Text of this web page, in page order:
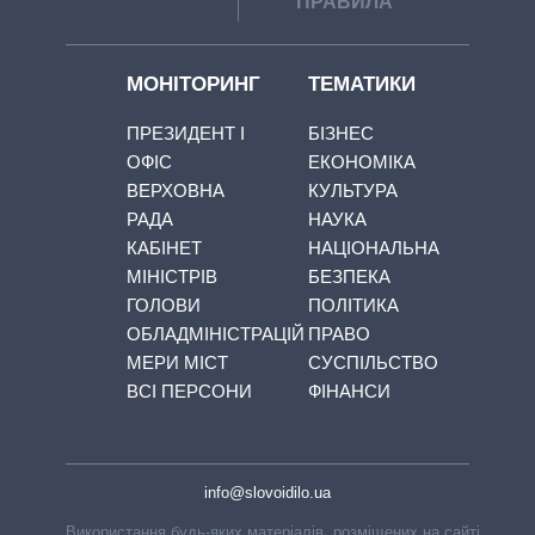
МОНІТОРИНГ
ПРЕЗИДЕНТ І
ОФІС
ВЕРХОВНА
РАДА
КАБІНЕТ
МІНІСТРІВ
ГОЛОВИ
ОБЛАДМІНІСТРАЦІЙ
МЕРИ МІСТ
ВСІ ПЕРСОНИ
ТЕМАТИКИ
БІЗНЕС
ЕКОНОМІКА
КУЛЬТУРА
НАУКА
НАЦІОНАЛЬНА
БЕЗПЕКА
ПОЛІТИКА
ПРАВО
СУСПІЛЬСТВО
ФІНАНСИ
info@slovoidilo.ua